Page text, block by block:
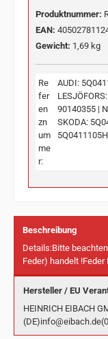
Produktnummer:
EAN:
Gewicht: 1,69 kg
Re
fer
en
zn
um
me
r:
AUDI:
90140355 |
SKODA:
Beschreibung
Details:Bitte
Feder) handelt
Hersteller / EU
HEINRICH EIBACH